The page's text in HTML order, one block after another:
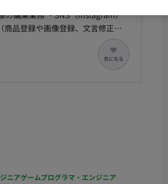
、Instagramを中心としたSNSの
ニアゲームプログラマ・エンジニア